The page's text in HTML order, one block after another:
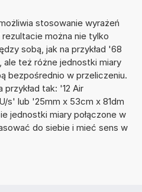
stosowanie wyrażeń
można nie tylko
sobą, jak na przykład '68
też różne jednostki miary
bezpośrednio w przeliczeniu.
tak: '12 Air
s' lub '25mm x 53cm x 81dm
jednostki miary połączone w
do siebie i mieć sens w